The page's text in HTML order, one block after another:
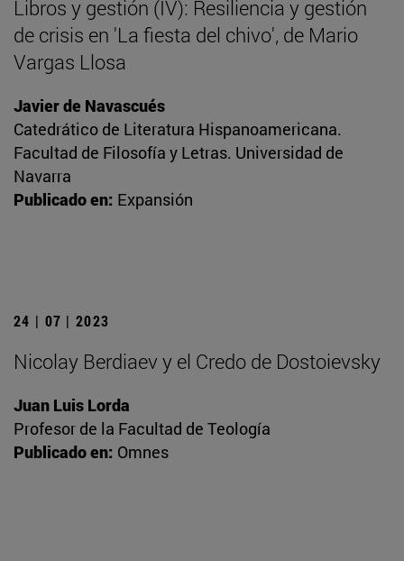
Libros y gestión (IV): Resiliencia y gestión
de crisis en 'La fiesta del chivo', de Mario
Vargas Llosa
Javier de Navascués
Catedrático de Literatura Hispanoamericana.
Facultad de Filosofía y Letras. Universidad de
Navarra
Publicado en: Expansión
24 | 07 | 2023
Nicolay Berdiaev y el Credo de Dostoievsky
Juan Luis Lorda
Profesor de la Facultad de Teología
Publicado en: Omnes